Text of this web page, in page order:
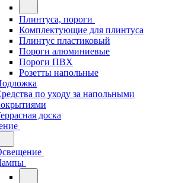
Плинтуса, пороги
Комплектующие для плинтуса
Плинтус пластиковый
Пороги алюминиевые
Пороги ПВХ
Розетты напольные
по уходу за напольными
доска